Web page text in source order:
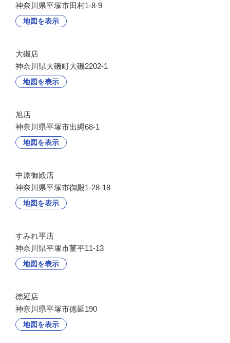
神奈川県平塚市田村1-8-9
地図を表示
大磯店
神奈川県大磯町大磯2202-1
地図を表示
旭店
神奈川県平塚市出縄68-1
地図を表示
中原御殿店
神奈川県平塚市御殿1-28-18
地図を表示
すみれ平店
神奈川県平塚市菫平11-13
地図を表示
徳延店
神奈川県平塚市徳延190
地図を表示